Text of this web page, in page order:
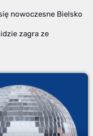
nowoczesne Bielsko
zagra ze